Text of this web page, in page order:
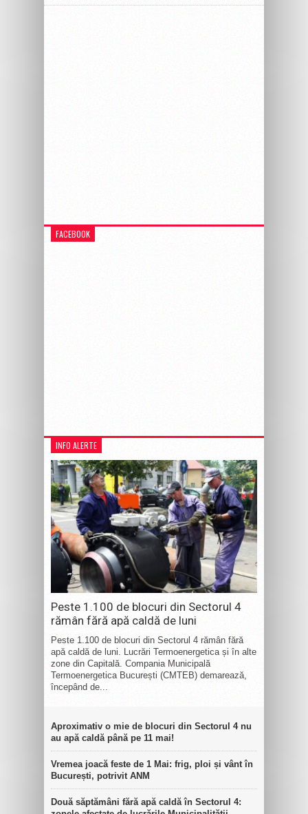
FACEBOOK
INFO ALERTE
Peste 1.100 de blocuri din Sectorul 4
rămân fără apă caldă de luni
Peste 1.100 de blocuri din Sectorul 4 rămân fără
apă caldă de luni. Lucrări Termoenergetica și în alte
zone din Capitală. Compania Municipală
Termoenergetica București (CMTEB) demarează,
începând de...
Aproximativ o mie de blocuri din Sectorul 4 nu
au apă caldă până pe 11 mai!
Vremea joacă feste de 1 Mai: frig, ploi și vânt în
București, potrivit ANM
Două săptămâni fără apă caldă în Sectorul 4: